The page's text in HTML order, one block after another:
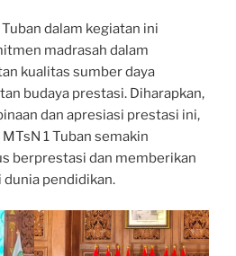
dalam kegiatan ini
madrasah dalam
kualitas sumber daya
budaya prestasi. Diharapkan,
dan apresiasi prestasi ini,
1 Tuban semakin
berprestasi dan memberikan
pendidikan.